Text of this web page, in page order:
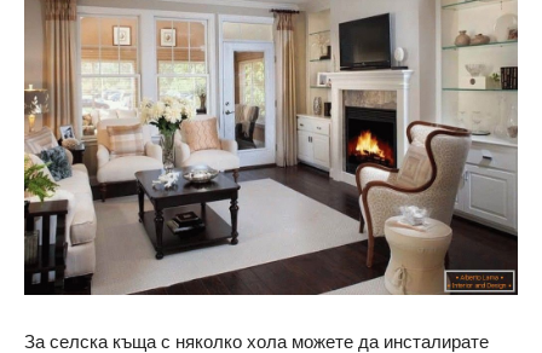
За селска къща с няколко хола можете да инсталирате